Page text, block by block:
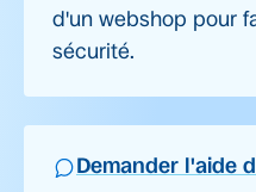
d'un webshop pour
sécurité.
Demander l'aide